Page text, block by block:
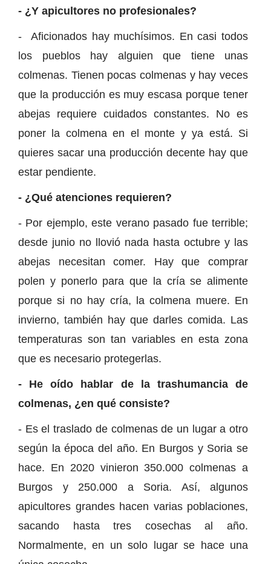
- ¿Y apicultores no profesionales?
- Aficionados hay muchísimos. En casi todos
los pueblos hay alguien que tiene unas
colmenas. Tienen pocas colmenas y hay veces
que la producción es muy escasa porque tener
abejas requiere cuidados constantes. No es
poner la colmena en el monte y ya está. Si
quieres sacar una producción decente hay que
estar pendiente.
- ¿Qué atenciones requieren?
- Por ejemplo, este verano pasado fue terrible;
desde junio no llovió nada hasta octubre y las
abejas necesitan comer. Hay que comprar
polen y ponerlo para que la cría se alimente
porque si no hay cría, la colmena muere. En
invierno, también hay que darles comida. Las
temperaturas son tan variables en esta zona
que es necesario protegerlas.
- He oído hablar de la trashumancia de
colmenas, ¿en qué consiste?
- Es el traslado de colmenas de un lugar a otro
según la época del año. En Burgos y Soria se
hace. En 2020 vinieron 350.000 colmenas a
Burgos y 250.000 a Soria. Así, algunos
apicultores grandes hacen varias poblaciones,
sacando hasta tres cosechas al año.
Normalmente, en un solo lugar se hace una